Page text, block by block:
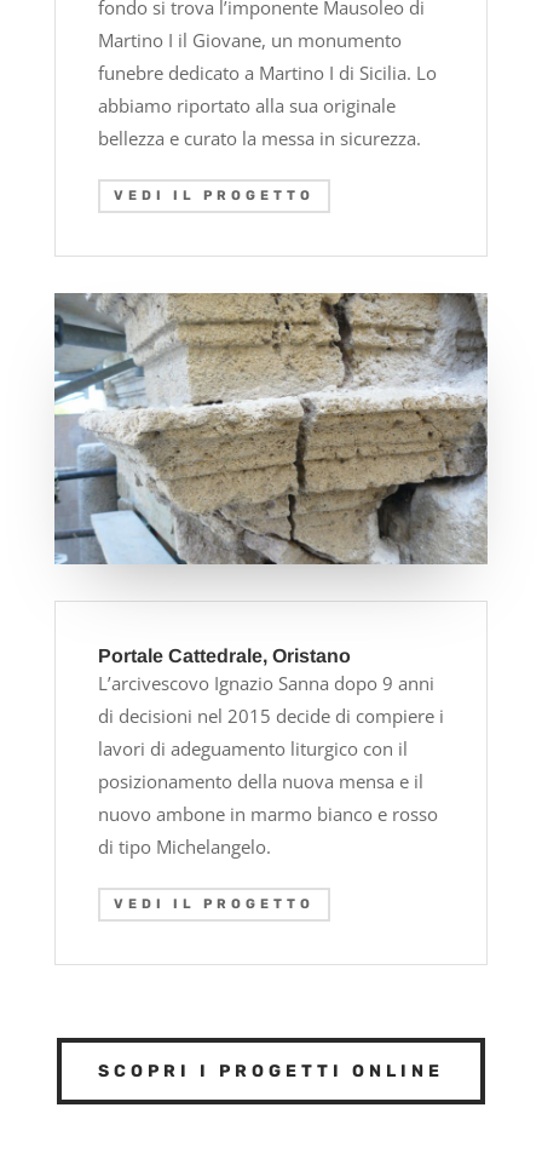
fondo si trova l’imponente Mausoleo di
Martino I il Giovane, un monumento
funebre dedicato a Martino I di Sicilia. Lo
abbiamo riportato alla sua originale
bellezza e curato la messa in sicurezza.
VEDI IL PROGETTO
Portale Cattedrale, Oristano
L’arcivescovo Ignazio Sanna dopo 9 anni
di decisioni nel 2015 decide di compiere i
lavori di adeguamento liturgico con il
posizionamento della nuova mensa e il
nuovo ambone in marmo bianco e rosso
di tipo Michelangelo.
VEDI IL PROGETTO
SCOPRI I PROGETTI ONLINE